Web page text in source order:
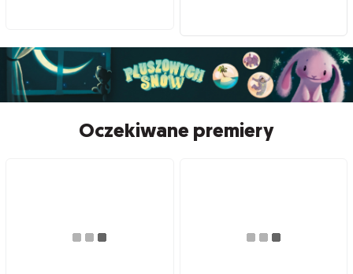
Oczekiwane premiery